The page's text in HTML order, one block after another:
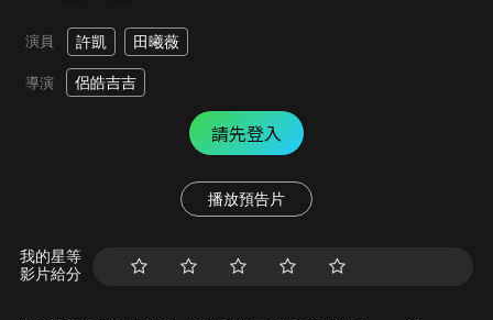
演員 許凱 田曦薇
導演 侶皓吉吉
請先登入
播放預告片
我的星等
影片給分